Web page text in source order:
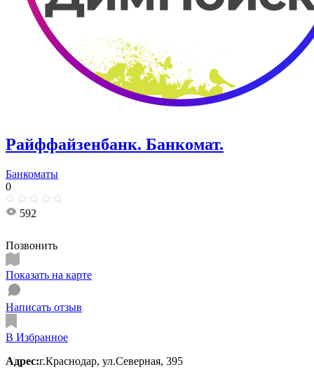
Райффайзенбанк. Банкомат.
Банкоматы
0
592
Позвонить
Показать на карте
Написать отзыв
В Избранное
Адрес:г.Краснодар, ул.Северная, 395